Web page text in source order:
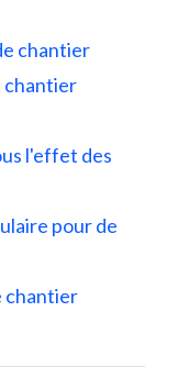
chantier
chantier
l'effet des
pour de
chantier